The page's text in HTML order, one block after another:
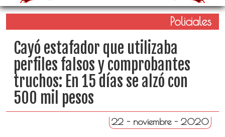
Policiales
Cayó estafador que utilizaba
perfiles falsos y comprobantes
truchos: En 15 días se alzó con
500 mil pesos
22 - noviembre - 2020